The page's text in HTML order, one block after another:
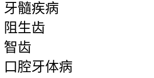
牙髓疾病
阻生齿
智齿
口腔牙体病